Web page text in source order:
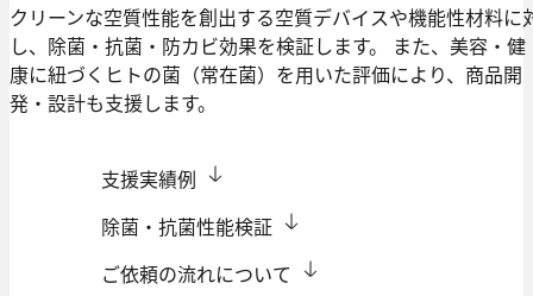
クリーンな空質性能を創出する空質デバイスや機能性材料に
し、除菌・抗菌・防カビ効果を検証します。 また、美容・健
康に紐づくヒトの菌（常在菌）を用いた評価により、商品開
発・設計も支援します。
支援実績例
除菌・抗菌性能検証
ご依頼の流れについて